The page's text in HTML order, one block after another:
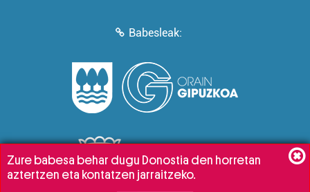
Babesleak:
Zure babesa behar dugu Donostia den horretan
aztertzen eta kontatzen jarraitzeko.